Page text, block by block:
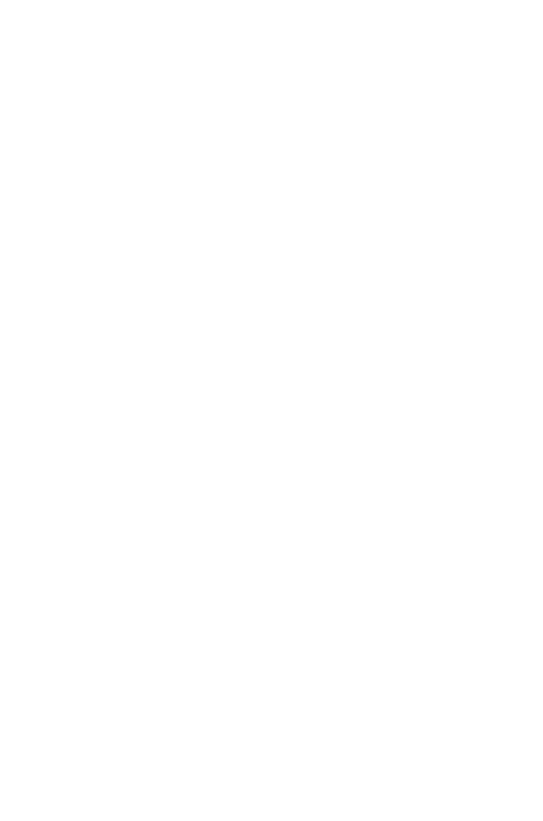
させていただ
了承ください。
き作成されるも
をご了承くださ
ようお願いしま
にご登録され
社の共同利用者
とをご了承くだ
です。
ありません。
です。
ず変更すること
下、フタル酸ジブチ
はありません。
品に未対応品が
年1月12日よ
) : 1000ppm、
、
ない年数を意
貨物等」とい
可)を取得する
要な手段を講じ
通知します。
ムロン制御